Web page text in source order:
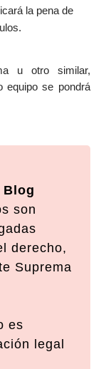
la pena de
u otro similar,
equipo se pondrá
Blog
son
derecho,
Suprema
es
legal